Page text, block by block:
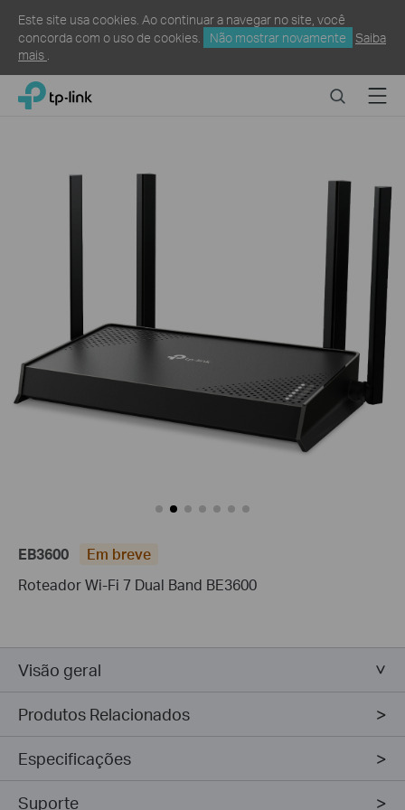
Este site usa cookies. Ao continuar a navegar no site, você
concorda com o uso de cookies.
Não mostrar novamente
Saiba
mais
ClickTP-Link, Reliably Smart SearchMenu
EB3600
Em breve
Roteador Wi-Fi 7 Dual Band BE3600
Visão geral
Produtos Relacionados
Especificações
Suporte